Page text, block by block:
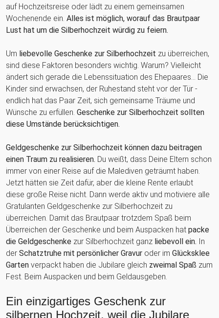
auf Hochzeitsreise oder lädt zu einem gemeinsamen
Wochenende ein. Alles ist möglich, worauf das Brautpaar
Lust hat um die Silberhochzeit würdig zu feiern.
Um liebevolle Geschenke zur Silberhochzeit zu überreichen,
sind diese Faktoren besonders wichtig. Warum? Vielleicht
ändert sich gerade die Lebenssituation des Ehepaares... Die
Kinder sind erwachsen, der Ruhestand steht vor der Tür -
endlich hat das Paar Zeit, sich gemeinsame Träume und
Wünsche zu erfüllen. Geschenke zur Silberhochzeit sollten
diese Umstände berücksichtigen.
Geldgeschenke zur Silberhochzeit können dazu beitragen
einen Traum zu realisieren. Du weißt, dass Deine Eltern schon
immer von einer Reise auf die Malediven geträumt haben.
Jetzt hätten sie Zeit dafür, aber die kleine Rente erlaubt
diese große Reise nicht. Dann werde aktiv und motiviere alle
Gratulanten Geldgeschenke zur Silberhochzeit zu
überreichen. Damit das Brautpaar trotzdem Spaß beim
Überreichen der Geschenke und beim Auspacken hat packe
die Geldgeschenke zur Silberhochzeit ganz liebevoll ein. In
der Schatztruhe mit persönlicher Gravur oder im Glücksklee
Garten verpackt haben die Jubilare gleich zweimal Spaß zum
Fest. Beim Auspacken und beim Geldausgeben.
Ein einzigartiges Geschenk zur
silbernen Hochzeit, weil die Jubilare